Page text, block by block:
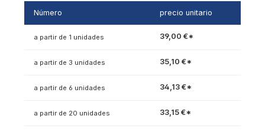
Número precio unitario
a partir de 1 unidades 39,00 €*
a partir de 3 unidades 35,10 €*
a partir de 6 unidades 34,13 €*
a partir de 20 unidades 33,15 €*